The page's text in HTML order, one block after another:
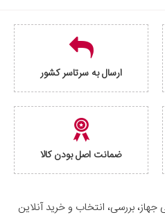
ارسال به سرتاسر کشور
ضمانت اصل بودن کالا
جهاز، بررسی، انتخاب و خرید آنلاین